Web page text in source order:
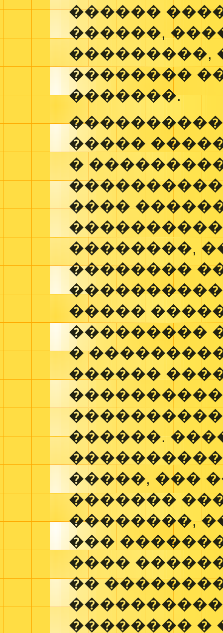
������
������,
���������,
��������
�������.
����������
�����
�
����
��������,
��������
�����
���������
�
������
������.
�����, ���
�������
��������,
���
����
��
�������� �